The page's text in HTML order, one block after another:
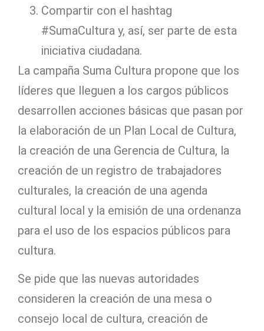
Compartir con el hashtag
#SumaCultura y, así, ser parte de esta
iniciativa ciudadana.
La campaña Suma Cultura propone que los
líderes que lleguen a los cargos públicos
desarrollen acciones básicas que pasan por
la elaboración de un Plan Local de Cultura,
la creación de una Gerencia de Cultura, la
creación de un registro de trabajadores
culturales, la creación de una agenda
cultural local y la emisión de una ordenanza
para el uso de los espacios públicos para
cultura.
Se pide que las nuevas autoridades
consideren la creación de una mesa o
consejo local de cultura, creación de